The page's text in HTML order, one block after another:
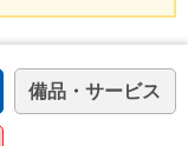
備品・サービス